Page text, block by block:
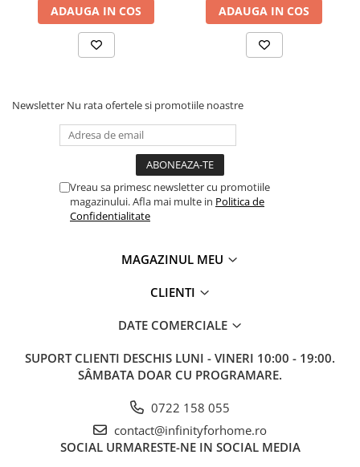
ADAUGA IN COS ADAUGA IN COS
Newsletter Nu rata ofertele si promotiile noastre
Vreau sa primesc newsletter cu promotiile
magazinului. Afla mai multe in Politica de
Confidentialitate
MAGAZINUL MEU
CLIENTI
DATE COMERCIALE
SUPORT CLIENTI DESCHIS LUNI - VINERI 10:00 - 19:00.
SÂMBATA DOAR CU PROGRAMARE.
0722 158 055
contact@infinityforhome.ro
SOCIAL URMARESTE-NE IN SOCIAL MEDIA